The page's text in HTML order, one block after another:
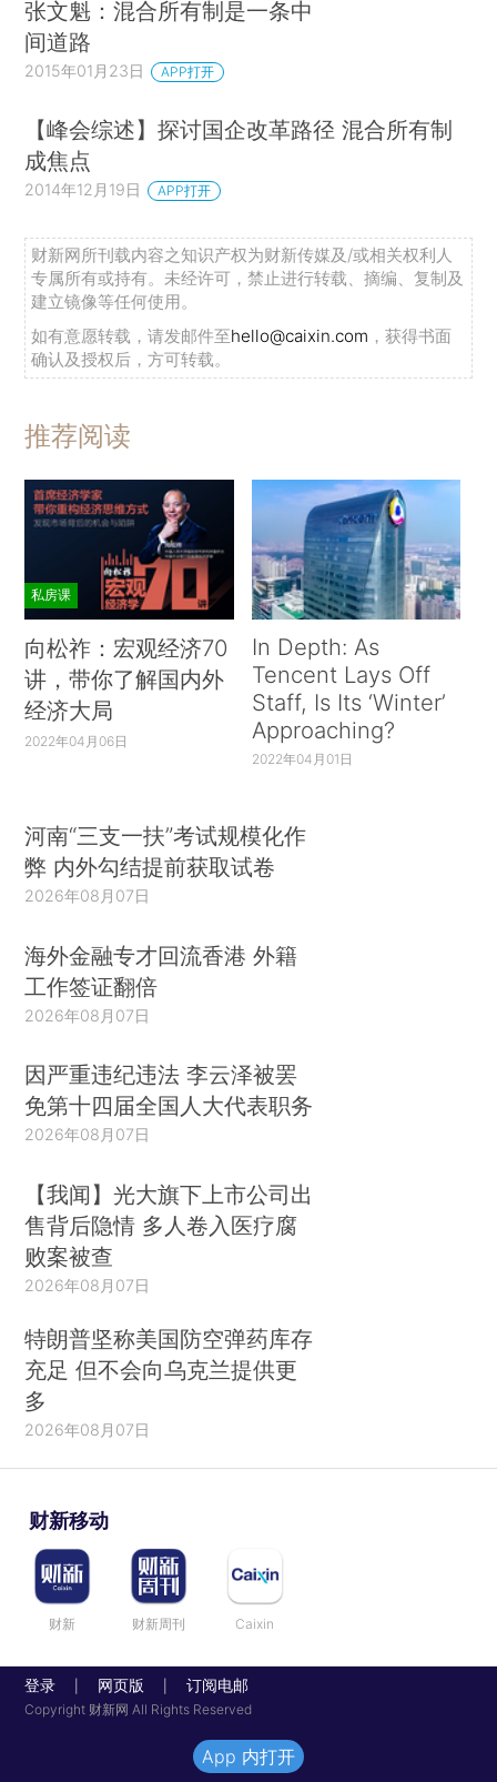
张文魁：混合所有制是一条中
间道路
2015年01月23日 APP打开
【峰会综述】探讨国企改革路径 混合所有制
成焦点
2014年12月19日 APP打开
财新网所刊载内容之知识产权为财新传媒及/或相关权利人
专属所有或持有。未经许可，禁止进行转载、摘编、复制及
建立镜像等任何使用。
如有意愿转载，请发邮件至hello@caixin.com ，获得书面
确认及授权后，方可转载。
推荐阅读
私房课
向松祚：宏观经济70
讲，带你了解国内外
经济大局
2022年04月06日
In Depth: As
Tencent Lays Off
Staff, Is Its ‘Winter’
Approaching?
2022年04月01日
河南“三支一扶”考试规模化作
弊 内外勾结提前获取试卷
2026年08月07日
海外金融专才回流香港 外籍
工作签证翻倍
2026年08月07日
因严重违纪违法 李云泽被罢
免第十四届全国人大代表职务
2026年08月07日
【我闻】光大旗下上市公司出
售背后隐情 多人卷入医疗腐
败案被查
2026年08月07日
特朗普坚称美国防空弹药库存
充足 但不会向乌克兰提供更
多
2026年08月07日
财新移动
财新 财新周刊 Caixin
登录 网页版 订阅电邮
Copyright 财新网 All Rights Reserved
App 内打开